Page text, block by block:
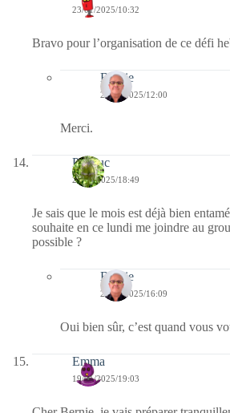
23/01/2025/10:32
Bravo pour l’organisation de ce défi
Bernie
25/01/2025/12:00
Merci.
Papiluc
20/01/2025/18:49
Je sais que le mois est déjà bien
souhaite en ce lundi me joindre au
possible ?
Bernie
22/01/2025/16:09
Oui bien sûr, c’est quand vous
Emma
19/01/2025/19:03